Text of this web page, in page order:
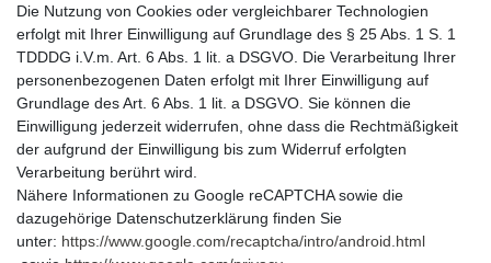
Die Nutzung von Cookies oder vergleichbarer Technologien
erfolgt mit Ihrer Einwilligung auf Grundlage des § 25 Abs. 1 S. 1
TDDDG i.V.m. Art. 6 Abs. 1 lit. a DSGVO. Die Verarbeitung Ihrer
personenbezogenen Daten erfolgt mit Ihrer Einwilligung auf
Grundlage des Art. 6 Abs. 1 lit. a DSGVO. Sie können die
Einwilligung jederzeit widerrufen, ohne dass die Rechtmäßigkeit
der aufgrund der Einwilligung bis zum Widerruf erfolgten
Verarbeitung berührt wird.
Nähere Informationen zu Google reCAPTCHA sowie die
dazugehörige Datenschutzerklärung finden Sie
unter: https://www.google.com/recaptcha/intro/android.html